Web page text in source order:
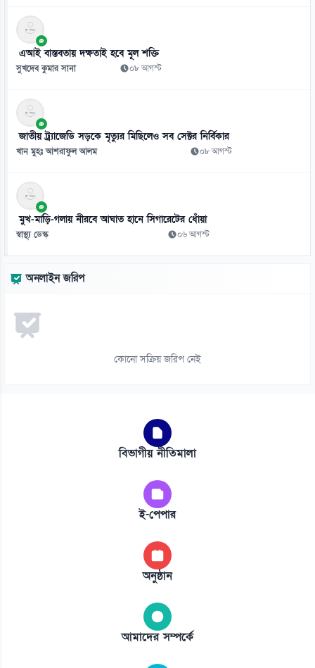
এআই বাস্তবতায় দক্ষতাই হবে মূল শক্তি
সুখদেব কুমার সানা ০৮ আগস্ট
জাতীয় ট্র্যাজেডি সড়কে মৃত্যুর মিছিলেও সব সেক্টর নির্বিকার
খান মুহঃ আশরাফুল আলম ০৮ আগস্ট
মুখ-মাড়ি-গলায় নীরবে আঘাত হানে সিগারেটের ধোঁয়া
স্বাস্থ্য ডেস্ক ০৬ আগস্ট
অনলাইন জরিপ
কোনো সক্রিয় জরিপ নেই
বিভাগীয় নীতিমালা
ই-পেপার
অনুষ্ঠান
আমাদের সম্পর্কে